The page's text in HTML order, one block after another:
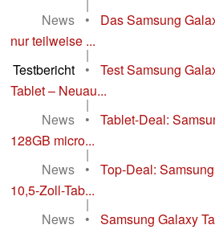
|
News
•
Das Samsung
nur teilweise ...
|
Testbericht
•
Test Samsung
Tablet – Neuau...
|
News
•
Tablet-Deal:
128GB micro...
|
News
•
Top-Deal:
10,5-Zoll-Tab...
|
News
•
Samsung Galaxy